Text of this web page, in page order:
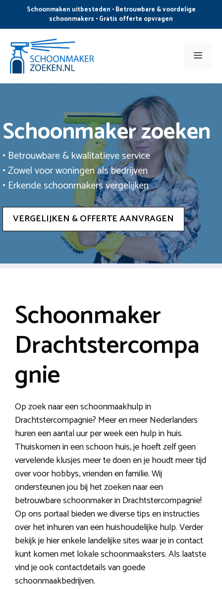
de
inhoud
Schoonmaken uitbesteden • Betrouwbare & voordelige
schoonmakers • Gratis offerte opvragen
Menu
Schoonmaker zoeken
• Betrouwbare & kwalitatieve service
• Zowel voor woningen als bedrijven
• Erkende schoonmakers vergelijken
VERGELIJKEN & OFFERTE AANVRAGEN
Schoonmaker
Drachtstercompa
gnie
Op zoek naar een schoonmaakhulp in
Drachtstercompagnie? Meer en meer Nederlanders
huren een aantal uur per week een hulp in huis.
Thuiskomen in een schoon huis, je hoeft zelf geen
vervelende klusjes meer te doen en je houdt meer tijd
over voor hobbys, vrienden en familie. Wij
ondersteunen jou bij het zoeken naar een
betrouwbare schoonmaker in Drachtstercompagnie!
Op ons portaal bieden we diverse tips en instructies
over het inhuren van een huishoudelijke hulp. Verder
bekijk je hier enkele landelijke sites waar je in contact
kunt komen met lokale schoonmaaksters. Als laatste
vind je ook contactdetails van goede
schoonmaakbedrijven.